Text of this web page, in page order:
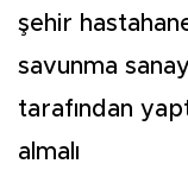
şehir
savunma
tarafından
almalı